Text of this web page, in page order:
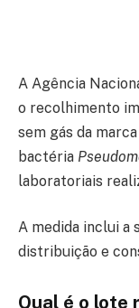
A Agência
o recolhimento
sem gás da marca
bactéria
laboratoriais
A medida inclui a
distribuição e
Qual é o lote